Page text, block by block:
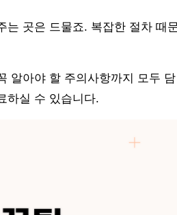
는 곳은 드물죠. 복잡한 절차 때
알아야 할 주의사항까지 모두 담
하실 수 있습니다.